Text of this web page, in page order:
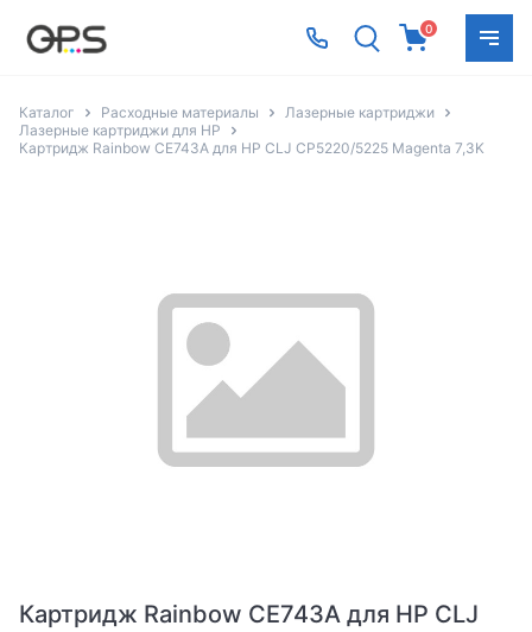
0
Каталог Расходные материалы
Лазерные картриджи
Лазерные картриджи для HP
Картридж Rainbow CE743A для HP CLJ CP5220/5225 Magenta 7,3K
Картридж Rainbow CE743A для HP CLJ